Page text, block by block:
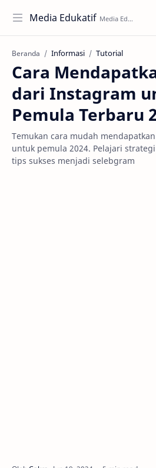
Media Edukatif
Beranda Informasi Tutorial
Cara
dari Instagram
Pemula Terbaru
Temukan cara mudah
untuk pemula 2024. Pelajari
tips sukses menjadi selebgram